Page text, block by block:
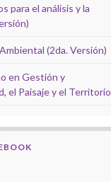
para el análisis y la
(2da. Versión)
en Gestión y
el Paisaje y el Territorio